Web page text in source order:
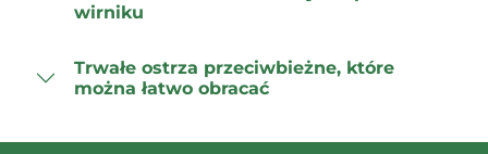
wirniku
Trwałe ostrza przeciwbieżne, które
można łatwo obracać